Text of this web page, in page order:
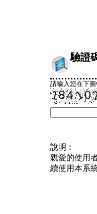
驗證
請輸入您在下
說明︰
親愛的使用
續使用本系